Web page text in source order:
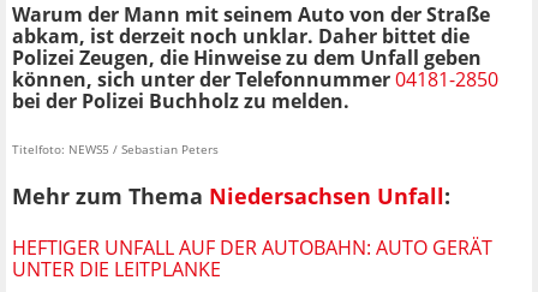
Warum der Mann mit seinem Auto von der Straße
abkam, ist derzeit noch unklar. Daher bittet die
Polizei Zeugen, die Hinweise zu dem Unfall geben
können, sich unter der Telefonnummer04181-2850
bei der Polizei Buchholz zu melden.
Titelfoto: NEWS5 / Sebastian Peters
Mehr zum Thema Niedersachsen Unfall:
HEFTIGER UNFALL AUF DER AUTOBAHN: AUTO GERÄT
UNTER DIE LEITPLANKE